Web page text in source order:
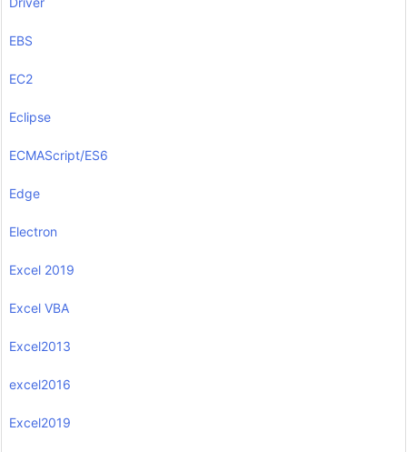
EBS
EC2
Eclipse
ECMAScript/ES6
Edge
Electron
Excel 2019
Excel VBA
Excel2013
excel2016
Excel2019